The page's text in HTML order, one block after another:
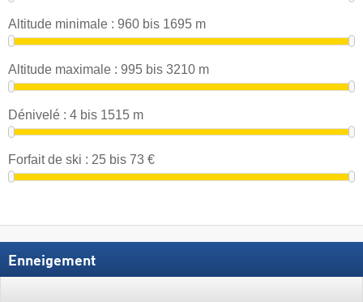
Altitude minimale : 960 bis 1695 m
Altitude maximale : 995 bis 3210 m
Dénivelé : 4 bis 1515 m
Forfait de ski : 25 bis 73 €
Enneigement